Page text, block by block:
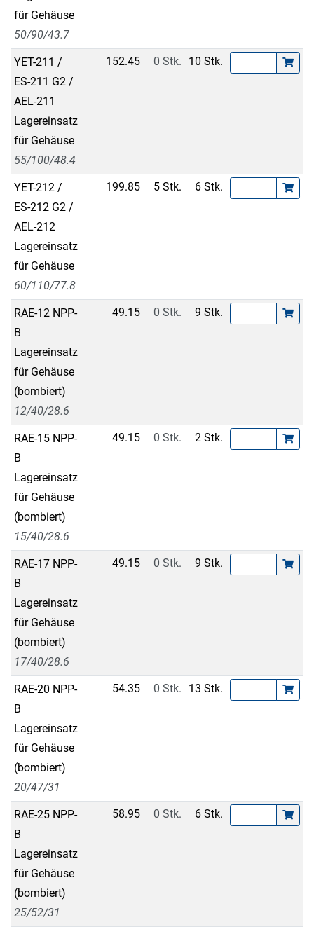
für Gehäuse
50/90/43.7
YET-211 /
ES-211 G2 /
AEL-211
Lagereinsatz
für Gehäuse
55/100/48.4
152.45 0 Stk. 10 Stk.
YET-212 /
ES-212 G2 /
AEL-212
Lagereinsatz
für Gehäuse
60/110/77.8
199.85 5 Stk. 6 Stk.
RAE-12 NPP-
B
Lagereinsatz
für Gehäuse
(bombiert)
12/40/28.6
49.15 0 Stk. 9 Stk.
RAE-15 NPP-
B
Lagereinsatz
für Gehäuse
(bombiert)
15/40/28.6
49.15 0 Stk. 2 Stk.
RAE-17 NPP-
B
Lagereinsatz
für Gehäuse
(bombiert)
17/40/28.6
49.15 0 Stk. 9 Stk.
RAE-20 NPP-
B
Lagereinsatz
für Gehäuse
(bombiert)
20/47/31
54.35 0 Stk. 13 Stk.
RAE-25 NPP-
B
Lagereinsatz
für Gehäuse
(bombiert)
25/52/31
58.95 0 Stk. 6 Stk.